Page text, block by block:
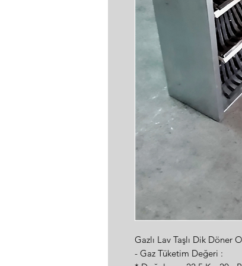
Gazlı Lav Taşlı Dik Döner
- Gaz Tüketim Değeri :